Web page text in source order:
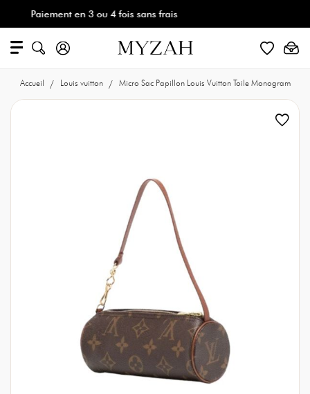
Paiement en 3 ou 4 fois sans frais
Accueil Louis vuitton Micro Sac Papillon Louis Vuitton Toile Monogram